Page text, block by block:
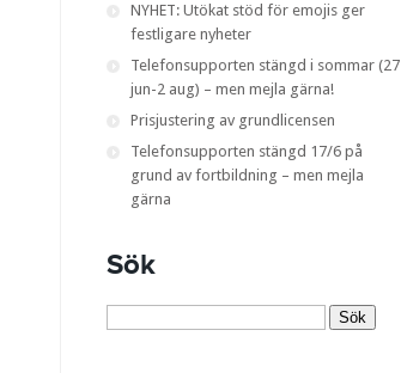
NYHET: Utökat stöd för emojis ger
festligare nyheter
Telefonsupporten stängd i sommar (27
jun-2 aug) – men mejla gärna!
Prisjustering av grundlicensen
Telefonsupporten stängd 17/6 på
grund av fortbildning – men mejla
gärna
Sök
Sök
efter: